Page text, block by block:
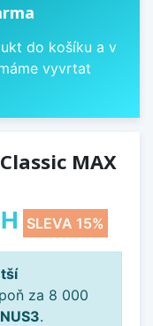
do košíku a v
vyvrtat
MAX
SLEVA 15%
za 8 000
.